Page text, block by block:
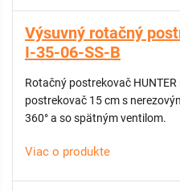
Výsuvný rotačný
I-35-06-SS-B
Rotačný postrekovač HUNTER
postrekovač 15 cm s nerezovým výsuvníkom, s výsečou
360° a so spätným ventilom.
Viac o produkte